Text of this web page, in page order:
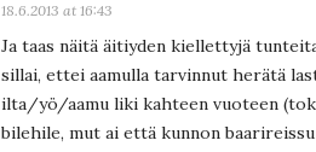
18.6.2013 at 16:43
Ja taas näitä äitiyden kiellettyjä
sillai, ettei aamulla tarvinnut herätä
ilta/yö/aamu liki kahteen vuoteen
bilehile, mut ai että kunnon